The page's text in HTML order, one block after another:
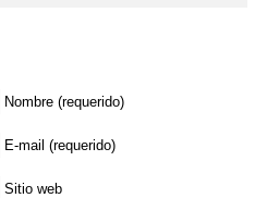
Nombre (requerido)
E-mail (requerido)
Sitio web